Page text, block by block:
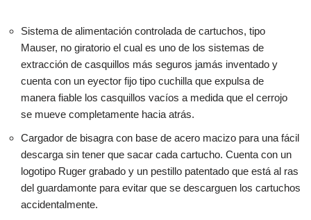
Sistema de alimentación controlada de cartuchos, tipo
Mauser, no giratorio el cual es uno de los sistemas de
extracción de casquillos más seguros jamás inventado y
cuenta con un eyector fijo tipo cuchilla que expulsa de
manera fiable los casquillos vacíos a medida que el cerrojo
se mueve completamente hacia atrás.
Cargador de bisagra con base de acero macizo para una fácil
descarga sin tener que sacar cada cartucho. Cuenta con un
logotipo Ruger grabado y un pestillo patentado que está al ras
del guardamonte para evitar que se descarguen los cartuchos
accidentalmente.